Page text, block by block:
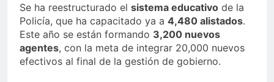
Se ha reestructurado el sistema educativo de la
Policía, que ha capacitado ya a 4,480 alistados.
Este año se están formando 3,200 nuevos
agentes, con la meta de integrar 20,000 nuevos
efectivos al final de la gestión de gobierno.